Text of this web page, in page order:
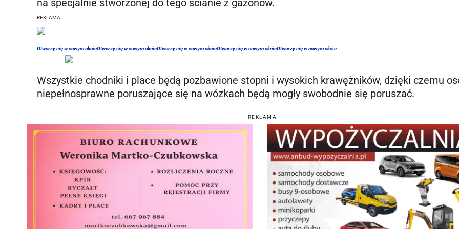
na specjalnie stworzonej do tego ścianie z gazonów.
REKLAMA
Otworzy się w nowym oknieOtworzy się w nowym oknieOtworzy się w nowym oknieOtworzy się w nowym oknieOtworzy się w nowym oknie
Wszystkie chodniki i place będą pozbawione stopni i wysokich krawężników, dzięki czemu
niepełnosprawne poruszające się na wózkach będą mogły swobodnie się poruszać.
REKLAMA